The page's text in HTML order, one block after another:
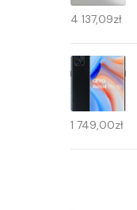
4 137,09zł
1 749,00zł